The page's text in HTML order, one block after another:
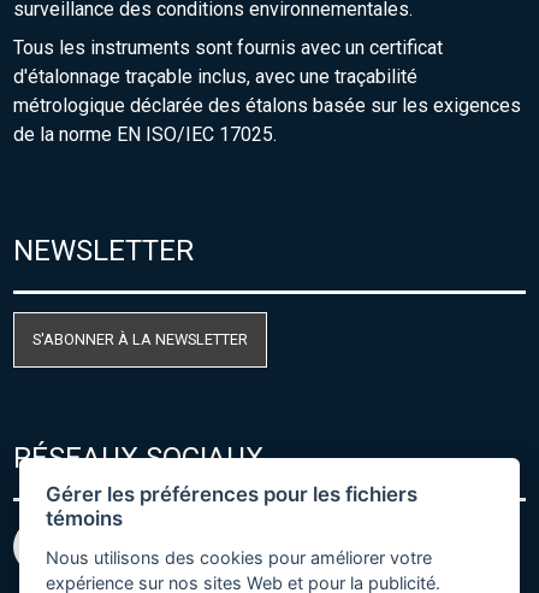
surveillance des conditions environnementales.
Tous les instruments sont fournis avec un certificat
d'étalonnage traçable inclus, avec une traçabilité
métrologique déclarée des étalons basée sur les exigences
de la norme EN ISO/IEC 17025.
NEWSLETTER
S'ABONNER À LA NEWSLETTER
RÉSEAUX SOCIAUX
Gérer les préférences pour les fichiers
témoins
Nous utilisons des cookies pour améliorer votre
expérience sur nos sites Web et pour la publicité.